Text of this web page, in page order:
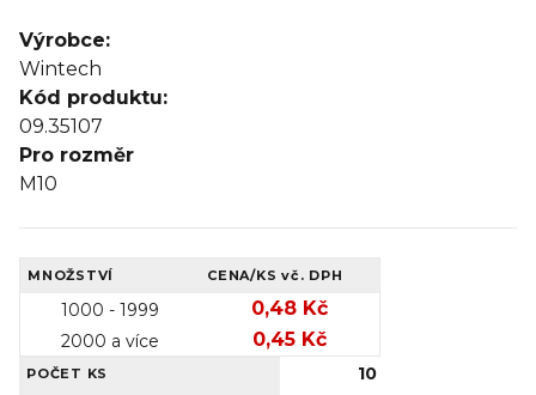
Výrobce:
Wintech
Kód produktu:
09.35107
Pro rozměr
M10
MNOŽSTVÍ CENA/KSvč. DPH
1000 - 1999 0,48 Kč
2000 a více 0,45 Kč
POČET KS 10